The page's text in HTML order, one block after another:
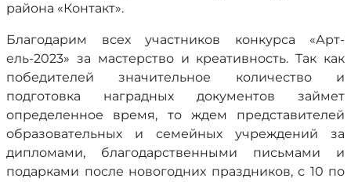
района «Контакт».
Благодарим всех участников конкурса «Арт-
ель-2023» за мастерство и креативность. Так как
победителей значительное количество и
подготовка наградных документов займет
определенное время, то ждем представителей
образовательных и семейных учреждений за
дипломами, благодарственными письмами и
подарками после новогодних праздников, с 10 по